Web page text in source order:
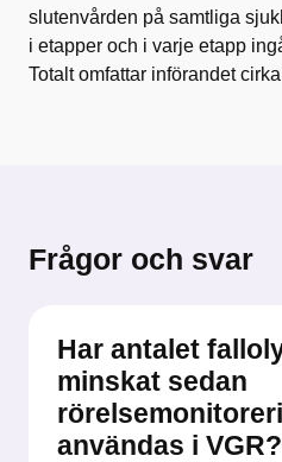
slutenvården på samtliga
i etapper och i varje etapp
Totalt omfattar införandet
Frågor och svar
Har antalet
minskat sedan
användas i VGR?